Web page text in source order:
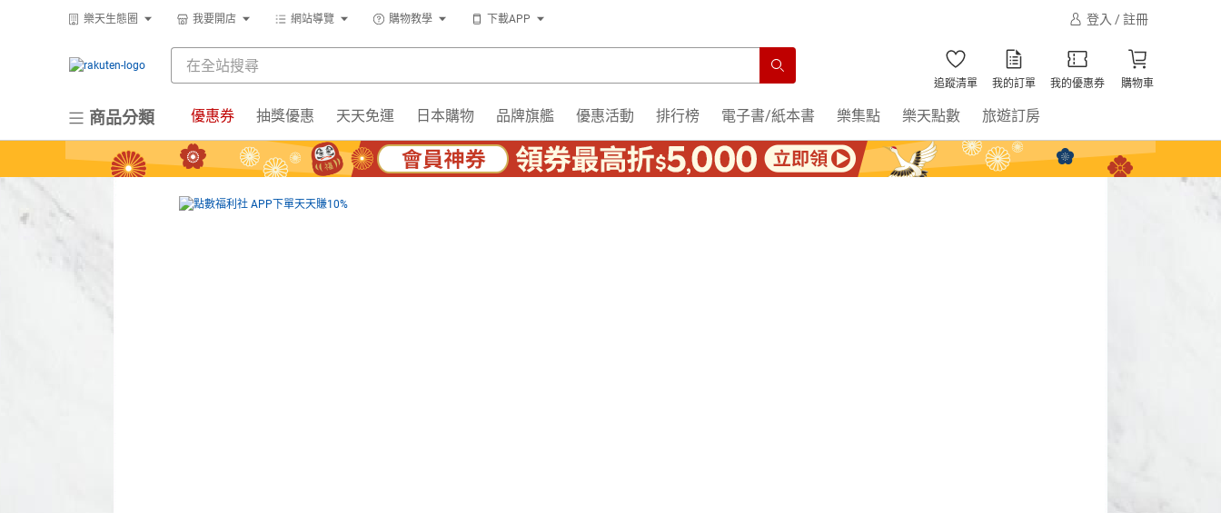
樂天生態圈 我要開店 網站導覽 購物教學 下載APP 登入 / 註冊
追蹤清單 我的訂單 我的優惠券 購物車
商品分類 優惠券 抽獎優惠 天天免運 日本購物 品牌旗艦 優惠活動 排行榜 電子書/紙本書 樂集點 樂天點數 旅遊訂房